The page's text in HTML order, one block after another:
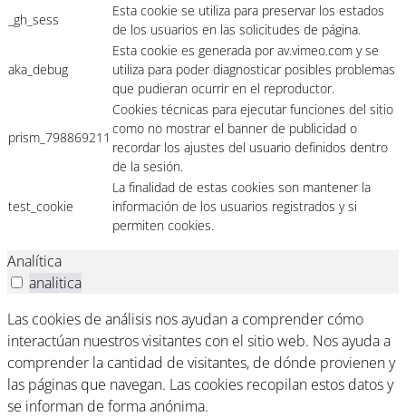
_gh_sess
Esta cookie se utiliza para preservar los estados
de los usuarios en las solicitudes de página.
aka_debug
Esta cookie es generada por av.vimeo.com y se
utiliza para poder diagnosticar posibles problemas
que pudieran ocurrir en el reproductor.
prism_798869211
Cookies técnicas para ejecutar funciones del sitio
como no mostrar el banner de publicidad o
recordar los ajustes del usuario definidos dentro
de la sesión.
test_cookie
La finalidad de estas cookies son mantener la
información de los usuarios registrados y si
permiten cookies.
Analítica
analitica
Las cookies de análisis nos ayudan a comprender cómo
interactúan nuestros visitantes con el sitio web. Nos ayuda a
comprender la cantidad de visitantes, de dónde provienen y
las páginas que navegan. Las cookies recopilan estos datos y
se informan de forma anónima.